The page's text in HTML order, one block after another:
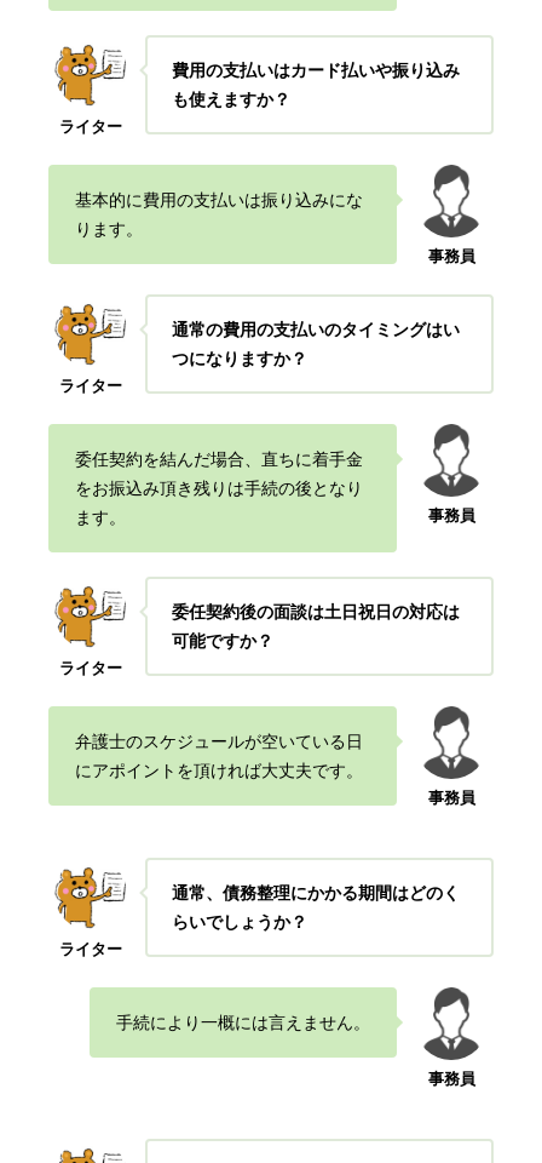
ライター
費用の支払いはカード払いや振り込み
も使えますか？
事務員
基本的に費用の支払いは振り込みにな
ります。
ライター
通常の費用の支払いのタイミングはい
つになりますか？
事務員
委任契約を結んだ場合、直ちに着手金
をお振込み頂き残りは手続の後となり
ます。
ライター
委任契約後の面談は土日祝日の対応は
可能ですか？
事務員
弁護士のスケジュールが空いている日
にアポイントを頂ければ大丈夫です。
ライター
通常、債務整理にかかる期間はどのく
らいでしょうか？
事務員
手続により一概には言えません。